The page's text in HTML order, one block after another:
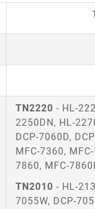
TN2220 - HL-
2250DN, HL-
DCP-7060D,
MFC-7360,
7860, MFC-
TN2010 - HL-
7055W, DCP-